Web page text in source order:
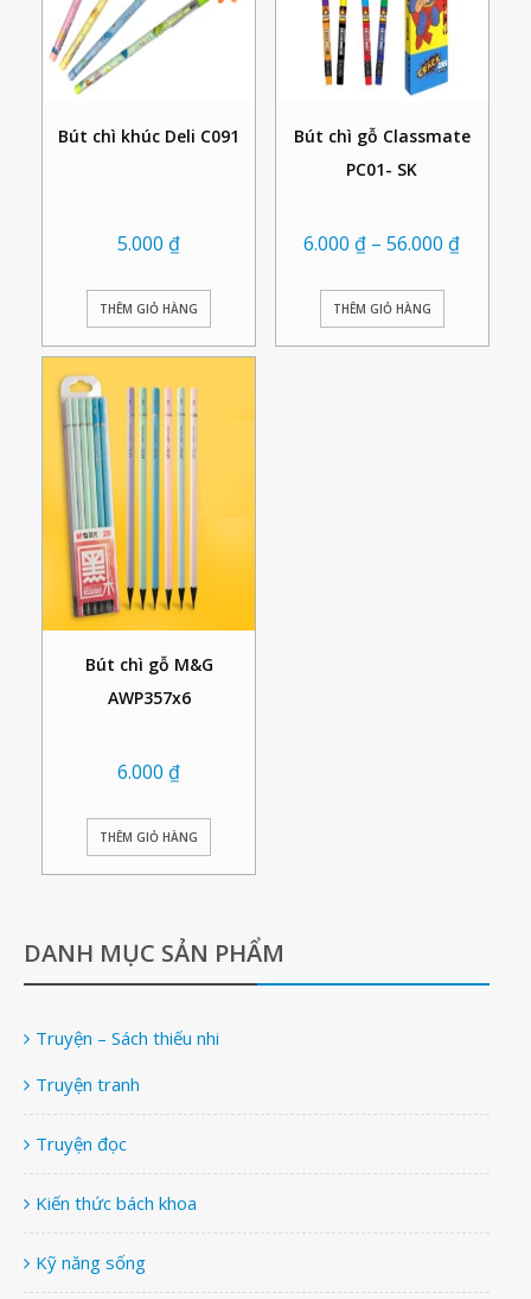
Bút chì khúc Deli C091
5.000 ₫
THÊM GIỎ HÀNG
Bút chì gỗ Classmate
PC01- SK
6.000 ₫ –56.000 ₫
THÊM GIỎ HÀNG
Bút chì gỗ M&G
AWP357x6
6.000 ₫
THÊM GIỎ HÀNG
DANH MỤC SẢN PHẨM
Truyện – Sách thiếu nhi
Truyện tranh
Truyện đọc
Kiến thức bách khoa
Kỹ năng sống